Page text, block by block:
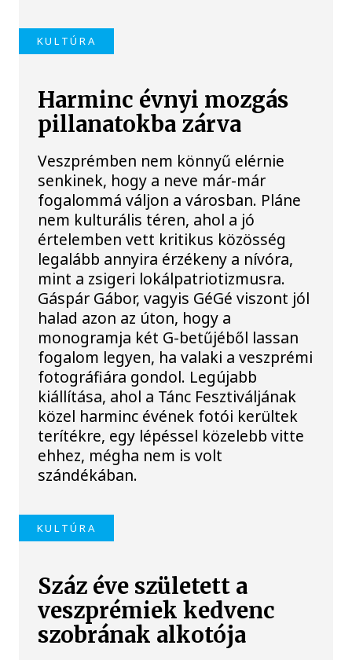
KULTÚRA
Harminc évnyi mozgás
pillanatokba zárva
Veszprémben nem könnyű elérnie
senkinek, hogy a neve már-már
fogalommá váljon a városban. Pláne
nem kulturális téren, ahol a jó
értelemben vett kritikus közösség
legalább annyira érzékeny a nívóra,
mint a zsigeri lokálpatriotizmusra.
Gáspár Gábor, vagyis GéGé viszont jól
halad azon az úton, hogy a
monogramja két G-betűjéből lassan
fogalom legyen, ha valaki a veszprémi
fotográfiára gondol. Legújabb
kiállítása, ahol a Tánc Fesztiváljának
közel harminc évének fotói kerültek
terítékre, egy lépéssel közelebb vitte
ehhez, mégha nem is volt
szándékában.
KULTÚRA
Száz éve született a
veszprémiek kedvenc
szobrának alkotója